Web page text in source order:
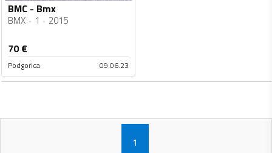
BMC - Bmx
BMX 1 2015
70€
Podgorica 09.06.23
1